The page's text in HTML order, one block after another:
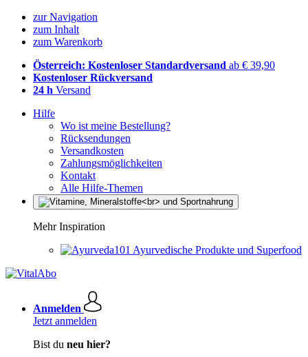
zur Navigation
zum Inhalt
zum Warenkorb
Österreich: Kostenloser Standardversand ab € 39,90
Kostenloser Rückversand
24 h Versand
Hilfe
Wo ist meine Bestellung?
Rücksendungen
Versandkosten
Zahlungsmöglichkeiten
Kontakt
Alle Hilfe-Themen
Mehr Inspiration
Ayurvedische Produkte und Superfood
Anmelden
Jetzt anmelden
Bist du neu hier?